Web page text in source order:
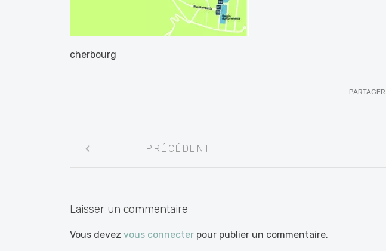
cherbourg
PARTAGER
entre
PRÉCÉDENT
Laisser un commentaire
Vous devez vous connecter pour publier un commentaire.